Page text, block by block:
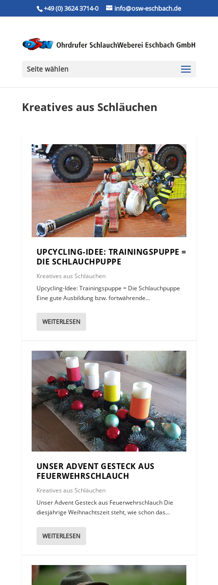
+49 (0) 3624 3714-0 info@osw-eschbach.de
Seite wählen
Kreatives aus Schläuchen
UPCYCLING-IDEE: TRAININGSPUPPE =
DIE SCHLAUCHPUPPE
Kreatives aus Schläuchen
Upcycling-Idee: Trainingspuppe = Die Schlauchpuppe
Eine gute Ausbildung bzw. fortwährende...
WEITERLESEN
UNSER ADVENT GESTECK AUS
FEUERWEHRSCHLAUCH
Kreatives aus Schläuchen
Unser Advent Gesteck aus Feuerwehrschlauch Die
diesjährige Weihnachtszeit steht, wie schon das...
WEITERLESEN